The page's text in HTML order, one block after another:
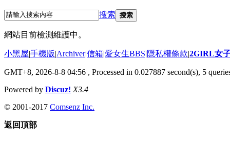
搜索 搜索
網站目前檢測維護中。
小黑屋|手機版|Archiver|信箱|愛女生BBS|隱私權條款|2GIRL女
GMT+8, 2026-8-8 04:56 , Processed in 0.027887 second(s), 5
Powered by Discuz! X3.4
© 2001-2017 Comsenz Inc.
返回頂部